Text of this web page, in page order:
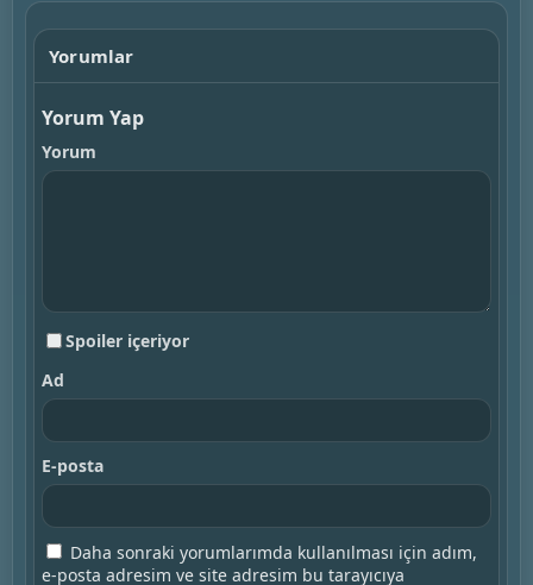
Yorumlar
Yorum Yap
Yorum
Spoiler içeriyor
Ad
E-posta
Daha sonraki yorumlarımda kullanılması için adım,
e-posta adresim ve site adresim bu tarayıcıya